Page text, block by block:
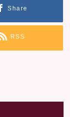
Share
RSS